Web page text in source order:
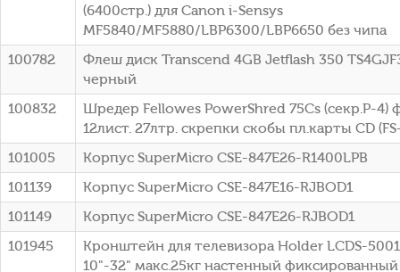
(6400стр.) для Canon i-Sensys
MF5840/MF5880/LBP6300/LBP6650 без чипа
100782
Флеш диск Transcend 4GB Jetflash 350
черный
100832
Шредер Fellowes PowerShred 75Cs (секр.P-4)
12лист. 27лтр. скрепки скобы пл.карты CD
101005
Корпус SuperMicro CSE-847E26-R1400LPB
101139
Корпус SuperMicro CSE-847E16-RJBOD1
101149
Корпус SuperMicro CSE-847E26-RJBOD1
101945
Кронштейн для телевизора Holder LCDS-
10"-32" макс.25кг настенный фиксированный